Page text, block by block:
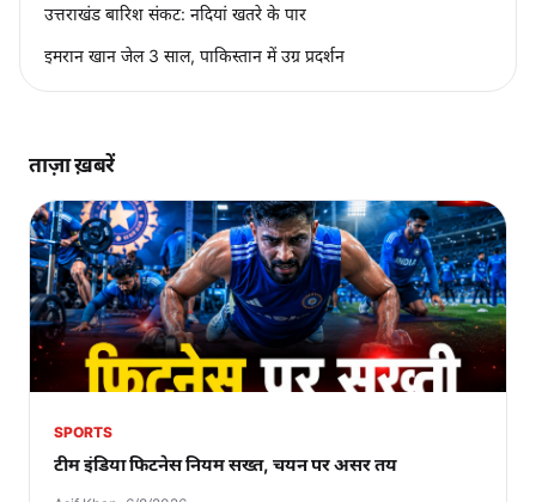
उत्तराखंड बारिश संकट: नदियां खतरे के पार
इमरान खान जेल 3 साल, पाकिस्तान में उग्र प्रदर्शन
ताज़ा ख़बरें
SPORTS
टीम इंडिया फिटनेस नियम सख्त, चयन पर असर तय